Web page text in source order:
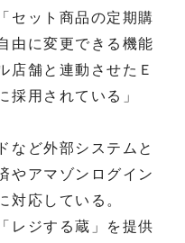
セット商品の定期購
由に変更できる機能
店舗と連動させたＥ
採用されている」
ど外部システムと
やアマゾンログイン
対応している。
レジする蔵」を提供